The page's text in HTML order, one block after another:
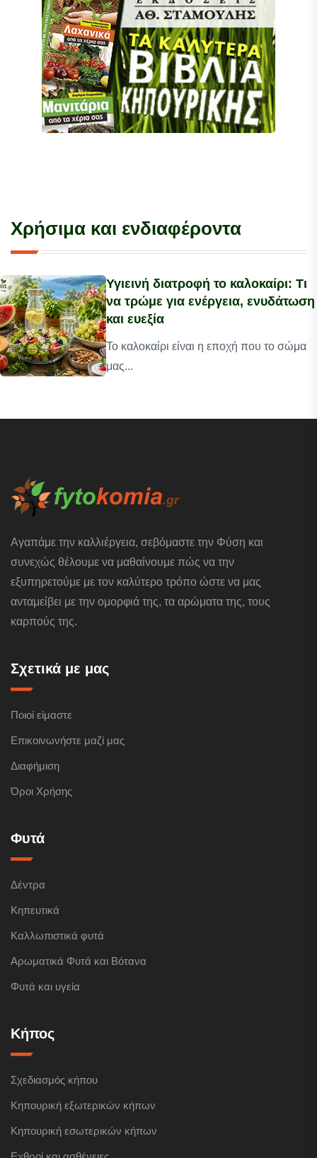
Χρήσιμα και ενδιαφέροντα
Υγιεινή διατροφή το καλοκαίρι: Τι
να τρώμε για ενέργεια, ενυδάτωση
και ευεξία
Το καλοκαίρι είναι η εποχή που το σώμα
μας...
Αγαπάμε την καλλιέργεια, σεβόμαστε την Φύση και
συνεχώς θέλουμε να μαθαίνουμε πώς να την
εξυπηρετούμε με τον καλύτερο τρόπο ώστε να μας
ανταμείβει με την ομορφιά της, τα αρώματα της, τους
καρπούς της.
Σχετικά με μας
Ποιοί είμαστε
Επικοινωνήστε μαζί μας
Διαφήμιση
Όροι Χρήσης
Φυτά
Δέντρα
Κηπευτικά
Καλλωπιστικά φυτά
Αρωματικά Φυτά και Βότανα
Φυτά και υγεία
Κήπος
Σχεδιασμός κήπου
Κηπουρική εξωτερικών κήπων
Κηπουρική εσωτερικών κήπων